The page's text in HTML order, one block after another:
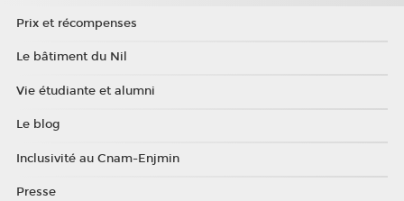
Prix et récompenses
Le bâtiment du Nil
Vie étudiante et alumni
Le blog
Inclusivité au Cnam-Enjmin
Presse